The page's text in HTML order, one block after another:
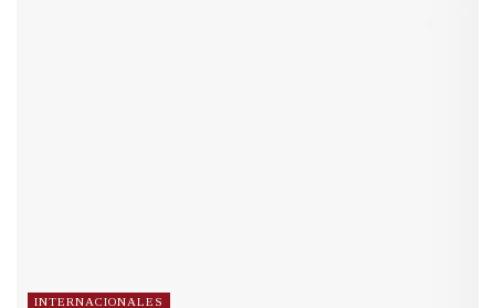
INTERNACIONALES